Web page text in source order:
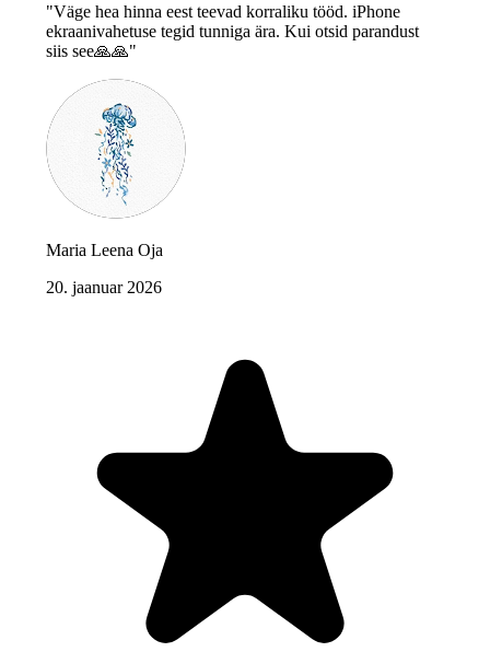
"Väge hea hinna eest teevad korraliku tööd. iPhone
ekraanivahetuse tegid tunniga ära. Kui otsid parandust
siis see🙏🙏"
Maria Leena Oja
20. jaanuar 2026